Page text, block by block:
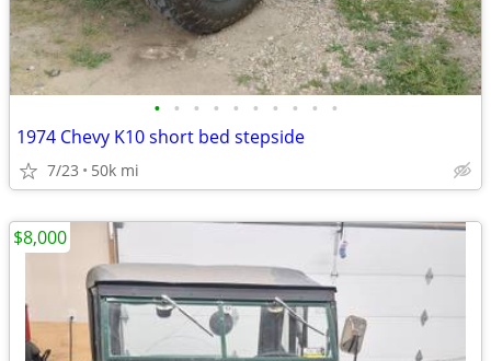
• • • • • • • • • •
1974 Chevy K10 short bed stepside
7/23 50k mi
$8,000